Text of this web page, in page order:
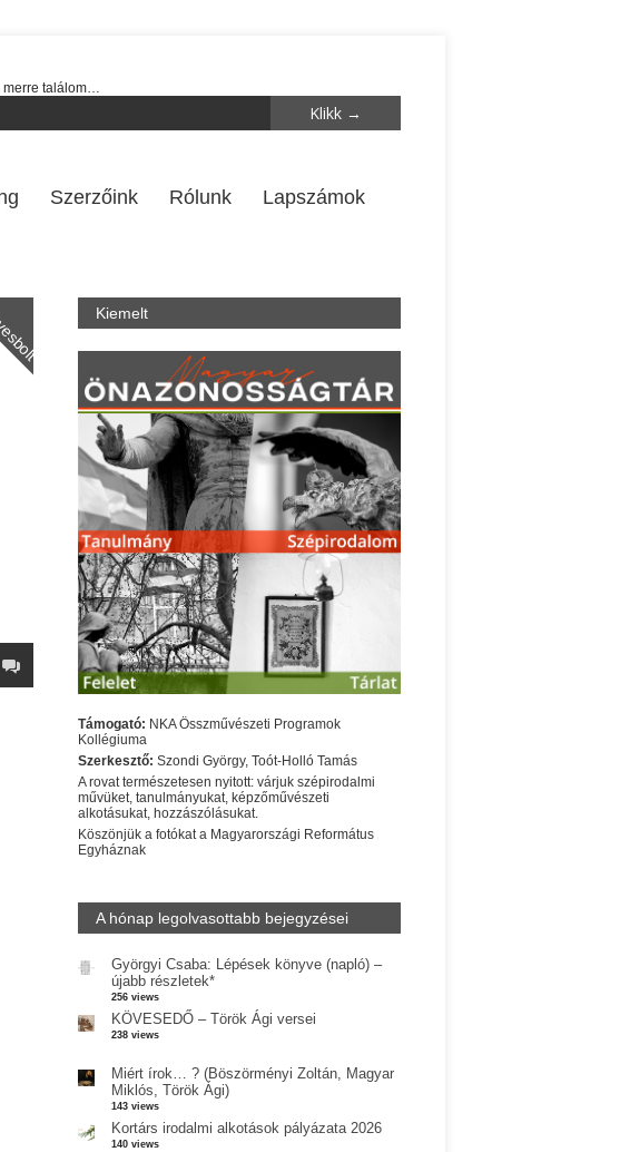
merre találom…
Szerzőink Rólunk
Lapszámok
Kiemelt
Támogató: NKA Összművészeti Programok
Kollégiuma
Szerkesztő: Szondi György, Toót-Holló Tamás
A rovat természetesen nyitott: várjuk szépirodalmi
művüket, tanulmányukat, képzőművészeti
alkotásukat, hozzászólásukat.
Köszönjük a fotókat a Magyarországi Református
Egyháznak
A hónap legolvasottabb bejegyzései
Györgyi Csaba: Lépések könyve (napló) –
újabb részletek*
256 views
KÖVESEDŐ – Török Ági versei
238 views
Miért írok… ? (Böszörményi Zoltán, Magyar
Miklós, Török Ági)
143 views
Kortárs irodalmi alkotások pályázata 2026
140 views